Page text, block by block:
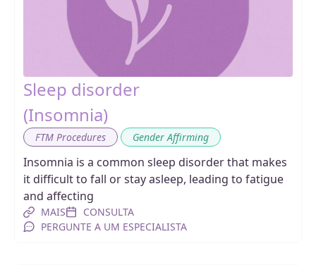
Sleep disorder
(Insomnia)
FTM Procedures Gender Affirming
Insomnia is a common sleep disorder that makes
it difficult to fall or stay asleep, leading to fatigue
and affecting
MAIS
CONSULTA
PERGUNTE A UM ESPECIALISTA